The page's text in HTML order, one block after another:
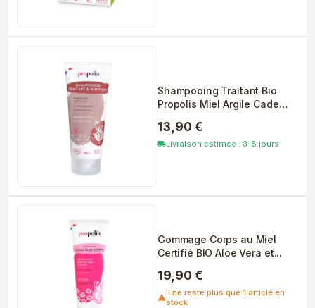
Shampooing Traitant Bio
Propolis Miel Argile Cade
13,90 €
local_shippingLivraison estimée : 3-8 jours
Gommage Corps au Miel
Certifié BIO Aloe Vera et...
19,90 €
warningIl ne reste plus que 1 article en
stock